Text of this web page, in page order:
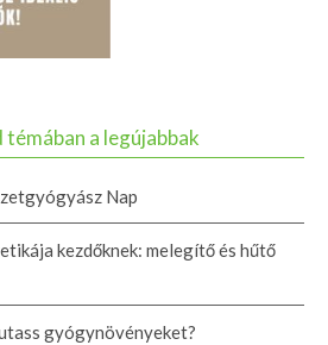
a legújabbak
Nap
kezdőknek: melegítő és hűtő
gyógynövényeket?